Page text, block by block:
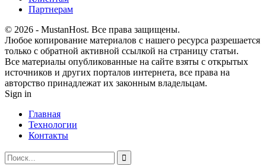
Партнерам
© 2026 - MustanHost. Все права защищены.
Любое копирование материалов с нашего ресурса разрешается
только с обратной активной ссылкой на страницу статьи.
Все материалы опубликованные на сайте взяты с открытых
источников и других порталов интернета, все права на
авторство принадлежат их законным владельцам.
Sign in
Главная
Технологии
Контакты